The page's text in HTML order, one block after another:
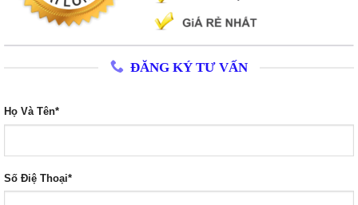
ĐĂNG KÝ TƯ VẤN
Họ Và Tên*
Số Điệ Thoại*